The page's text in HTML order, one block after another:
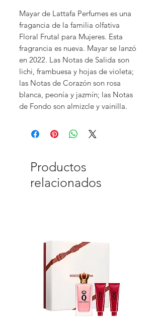
Mayar de Lattafa Perfumes es una
fragancia de la familia olfativa
Floral Frutal para Mujeres. Esta
fragrancia es nueva. Mayar se lanzó
en 2022. Las Notas de Salida son
lichi, frambuesa y hojas de violeta;
las Notas de Corazón son rosa
blanca, peonía y jazmín; las Notas
de Fondo son almizcle y vainilla.
Productos
relacionados